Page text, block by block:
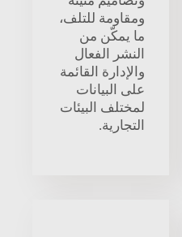
ومقاومة للتلف،
ما يمكّن من
النشر الفعال
والإدارة القائمة
على البيانات
لمختلف البيئات
التجارية.